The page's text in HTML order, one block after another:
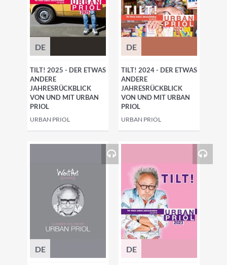
DE
TILT! 2025 - DER ETWAS
ANDERE
JAHRESRÜCKBLICK
VON UND MIT URBAN
PRIOL
URBAN PRIOL
DE
TILT! 2024 - DER ETWAS
ANDERE
JAHRESRÜCKBLICK
VON UND MIT URBAN
PRIOL
URBAN PRIOL
DE DE